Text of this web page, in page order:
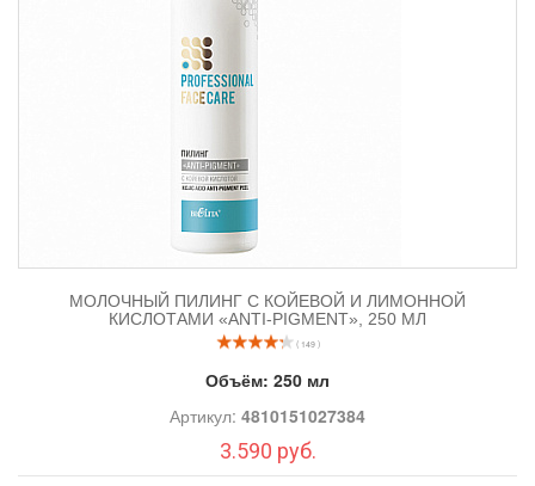
ОНЛАЙН
2. Диагностика кожи, подбор средств в домашний уход,
МОЛОЧНЫЙ ПИЛИНГ С КОЙЕВОЙ И ЛИМОННОЙ
КИСЛОТАМИ «ANTI-PIGMENT», 250 МЛ
( 149 )
Объём: 250 мл
Артикул: 4810151027384
3.590 руб.